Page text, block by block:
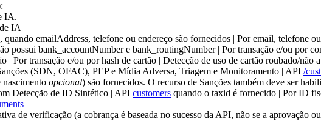
IA.
IA
, quando emailAddress, telefone ou endereço são fornecidos | Por email, telefone
possui bank_accountNumber e bank_routingNumber | Por transação e/ou por
| Por transação e/ou por hash de cartão | Detecção de uso de cartão roubado/não
(SDN, OFAC), PEP e Mídia Adversa, Triagem e Monitoramento | API /
nascimento opcional) são fornecidos. O recurso de Sanções também deve ser
Detecção de ID Sintético | API customers quando o taxid é fornecido | Por ID
de verificação (a cobrança é baseada no sucesso da API, não se a aprovação